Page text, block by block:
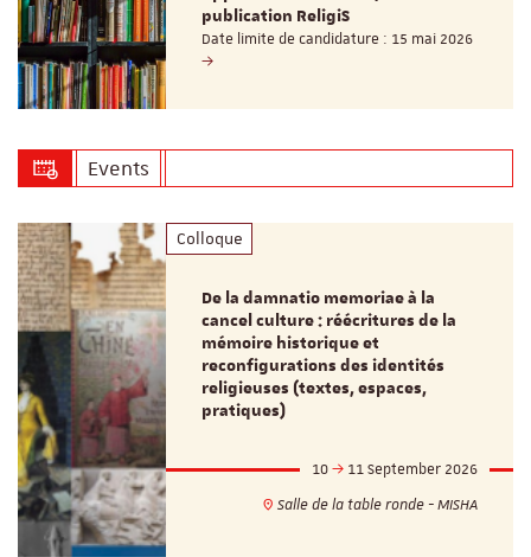
publication ReligiS
Date limite de candidature : 15 mai 2026
Events
Colloque
De la damnatio memoriae à la
cancel culture : réécritures de la
mémoire historique et
reconfigurations des identités
religieuses (textes, espaces,
pratiques)
10
11 September 2026
Salle de la table ronde - MISHA